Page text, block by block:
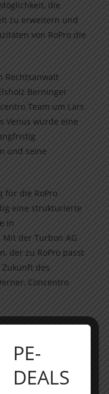
die
zu erweitern und
von RoPro die
Rechtsanwalt
Berninger
Team um Lars
Venus wurde eine
und seine
für die RoPro
eine strukturierte
in
der Turbon AG
der zu RoPro passt
des
Concentro
(Consultant)
PE-
DEALS